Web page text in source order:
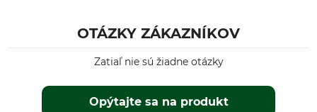
OTÁZKY ZÁKAZNÍKOV
Opýtajte sa na produkt
Zatiaľ nie sú žiadne otázky